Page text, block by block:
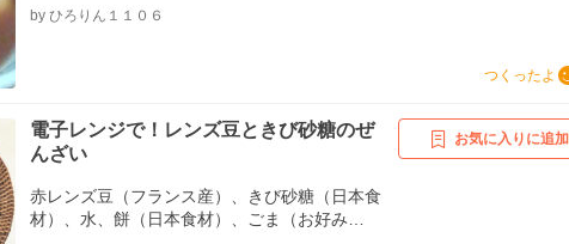
by ひろりん１１０６
つくったよ
電子レンジで！レンズ豆ときび砂糖のぜ
んざい
赤レンズ豆（フランス産）、きび砂糖（日本食
材）、水、餅（日本食材）、ごま（お好み
お気に入りに追加